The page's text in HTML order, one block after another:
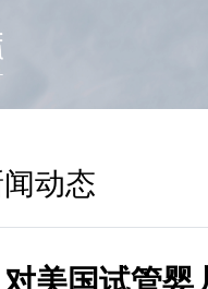
动态
美国试管婴